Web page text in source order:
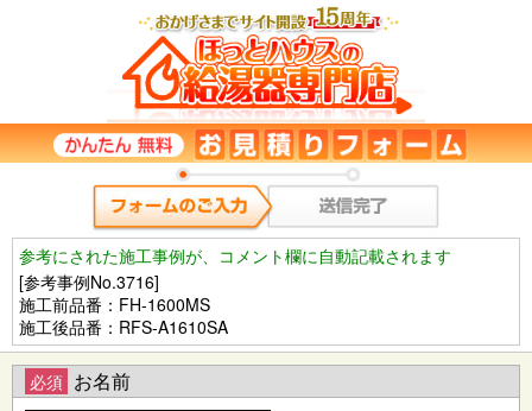
参考にされた施工事例が、コメント欄に自動記載されます
[参考事例No.3716]
施工前品番：FH-1600MS
施工後品番：RFS-A1610SA
必須 お名前